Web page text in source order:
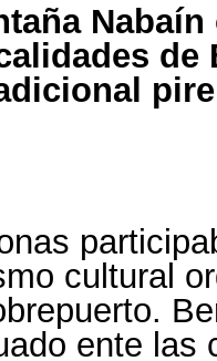
de
cultural
ente las